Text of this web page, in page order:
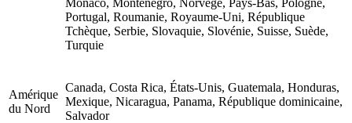
Portugal, Roumanie, Royaume-Uni, République
Tchèque, Serbie, Slovaquie, Slovénie, Suisse, Suède,
Turquie
Amérique
du Nord
Canada, Costa Rica, États-Unis, Guatemala, Honduras,
Mexique, Nicaragua, Panama, République dominicaine,
Salvador